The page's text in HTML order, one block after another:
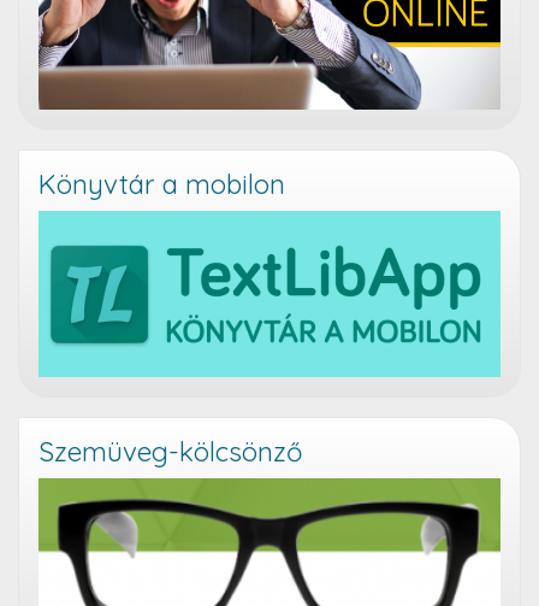
Könyvtár a mobilon
Szemüveg-kölcsönző